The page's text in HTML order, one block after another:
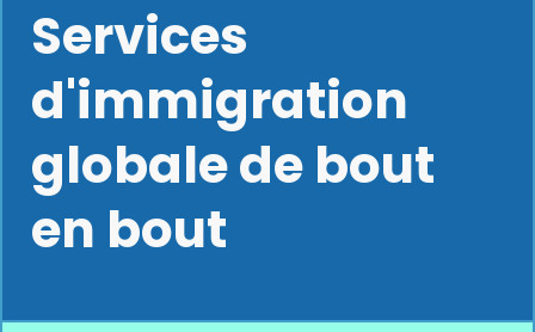
Services
d'immigration
globale de bout
en bout